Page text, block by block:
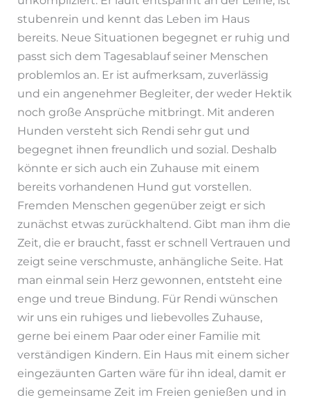
stubenrein und kennt das Leben im Haus
bereits. Neue Situationen begegnet er ruhig und
passt sich dem Tagesablauf seiner Menschen
problemlos an. Er ist aufmerksam, zuverlässig
und ein angenehmer Begleiter, der weder Hektik
noch große Ansprüche mitbringt. Mit anderen
Hunden versteht sich Rendi sehr gut und
begegnet ihnen freundlich und sozial. Deshalb
könnte er sich auch ein Zuhause mit einem
bereits vorhandenen Hund gut vorstellen.
Fremden Menschen gegenüber zeigt er sich
zunächst etwas zurückhaltend. Gibt man ihm die
Zeit, die er braucht, fasst er schnell Vertrauen und
zeigt seine verschmuste, anhängliche Seite. Hat
man einmal sein Herz gewonnen, entsteht eine
enge und treue Bindung. Für Rendi wünschen
wir uns ein ruhiges und liebevolles Zuhause,
gerne bei einem Paar oder einer Familie mit
verständigen Kindern. Ein Haus mit einem sicher
eingezäunten Garten wäre für ihn ideal, damit er
die gemeinsame Zeit im Freien genießen und in